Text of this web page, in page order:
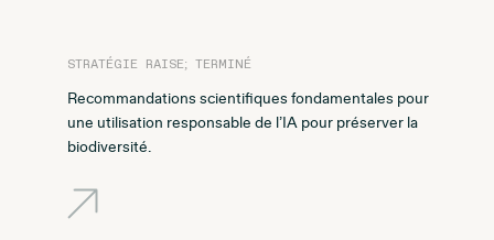
STRATÉGIE RAISE; TERMINÉ
Recommandations scientifiques fondamentales pour
une utilisation responsable de l’IA pour préserver la
biodiversité.